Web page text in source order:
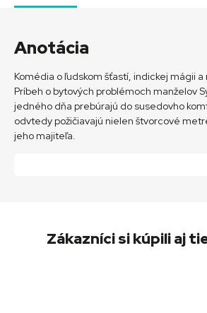
Anotácia
Komédia o ľudskom šťastí, indickej mágii a
Príbeh o bytových problémoch manželov
jedného dňa prebúrajú do susedovho
odvtedy požičiavajú nielen štvorcové
jeho majiteľa.
Zákazníci si kúpili aj